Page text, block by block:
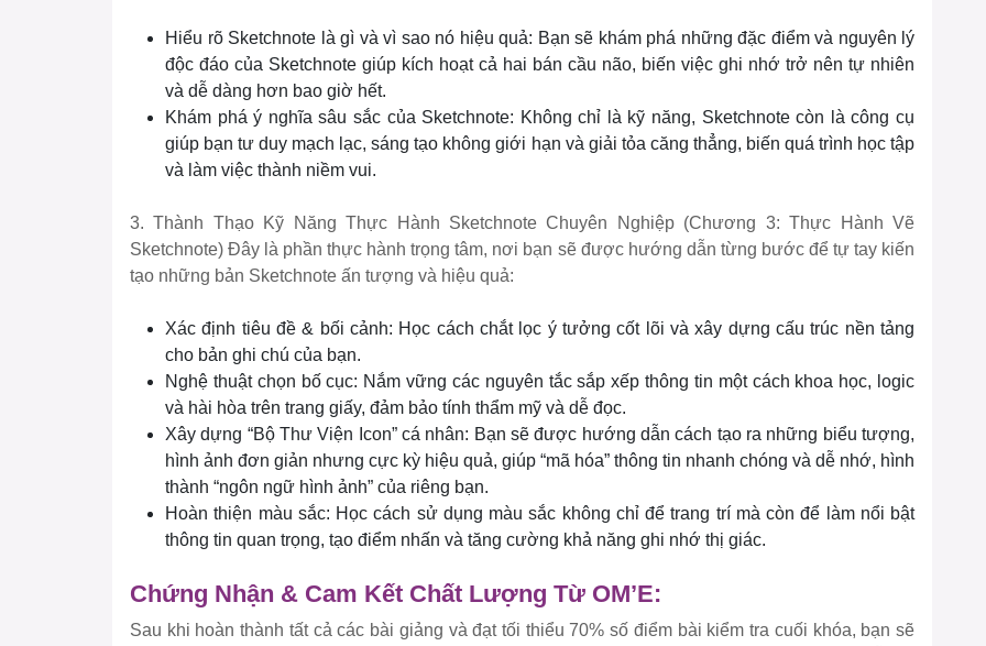
Hiểu rõ Sketchnote là gì và vì sao nó hiệu quả: Bạn sẽ khám phá những đặc điểm và nguyên lý
độc đáo của Sketchnote giúp kích hoạt cả hai bán cầu não, biến việc ghi nhớ trở nên tự nhiên
và dễ dàng hơn bao giờ hết.
Khám phá ý nghĩa sâu sắc của Sketchnote: Không chỉ là kỹ năng, Sketchnote còn là công cụ
giúp bạn tư duy mạch lạc, sáng tạo không giới hạn và giải tỏa căng thẳng, biến quá trình học tập
và làm việc thành niềm vui.
3. Thành Thạo Kỹ Năng Thực Hành Sketchnote Chuyên Nghiệp (Chương 3: Thực Hành Vẽ
Sketchnote) Đây là phần thực hành trọng tâm, nơi bạn sẽ được hướng dẫn từng bước để tự tay kiến
tạo những bản Sketchnote ấn tượng và hiệu quả:
Xác định tiêu đề & bối cảnh: Học cách chắt lọc ý tưởng cốt lõi và xây dựng cấu trúc nền tảng
cho bản ghi chú của bạn.
Nghệ thuật chọn bố cục: Nắm vững các nguyên tắc sắp xếp thông tin một cách khoa học, logic
và hài hòa trên trang giấy, đảm bảo tính thẩm mỹ và dễ đọc.
Xây dựng “Bộ Thư Viện Icon” cá nhân: Bạn sẽ được hướng dẫn cách tạo ra những biểu tượng,
hình ảnh đơn giản nhưng cực kỳ hiệu quả, giúp “mã hóa” thông tin nhanh chóng và dễ nhớ, hình
thành “ngôn ngữ hình ảnh” của riêng bạn.
Hoàn thiện màu sắc: Học cách sử dụng màu sắc không chỉ để trang trí mà còn để làm nổi bật
thông tin quan trọng, tạo điểm nhấn và tăng cường khả năng ghi nhớ thị giác.
Chứng Nhận & Cam Kết Chất Lượng Từ OM’E:
Sau khi hoàn thành tất cả các bài giảng và đạt tối thiểu 70% số điểm bài kiểm tra cuối khóa, bạn sẽ